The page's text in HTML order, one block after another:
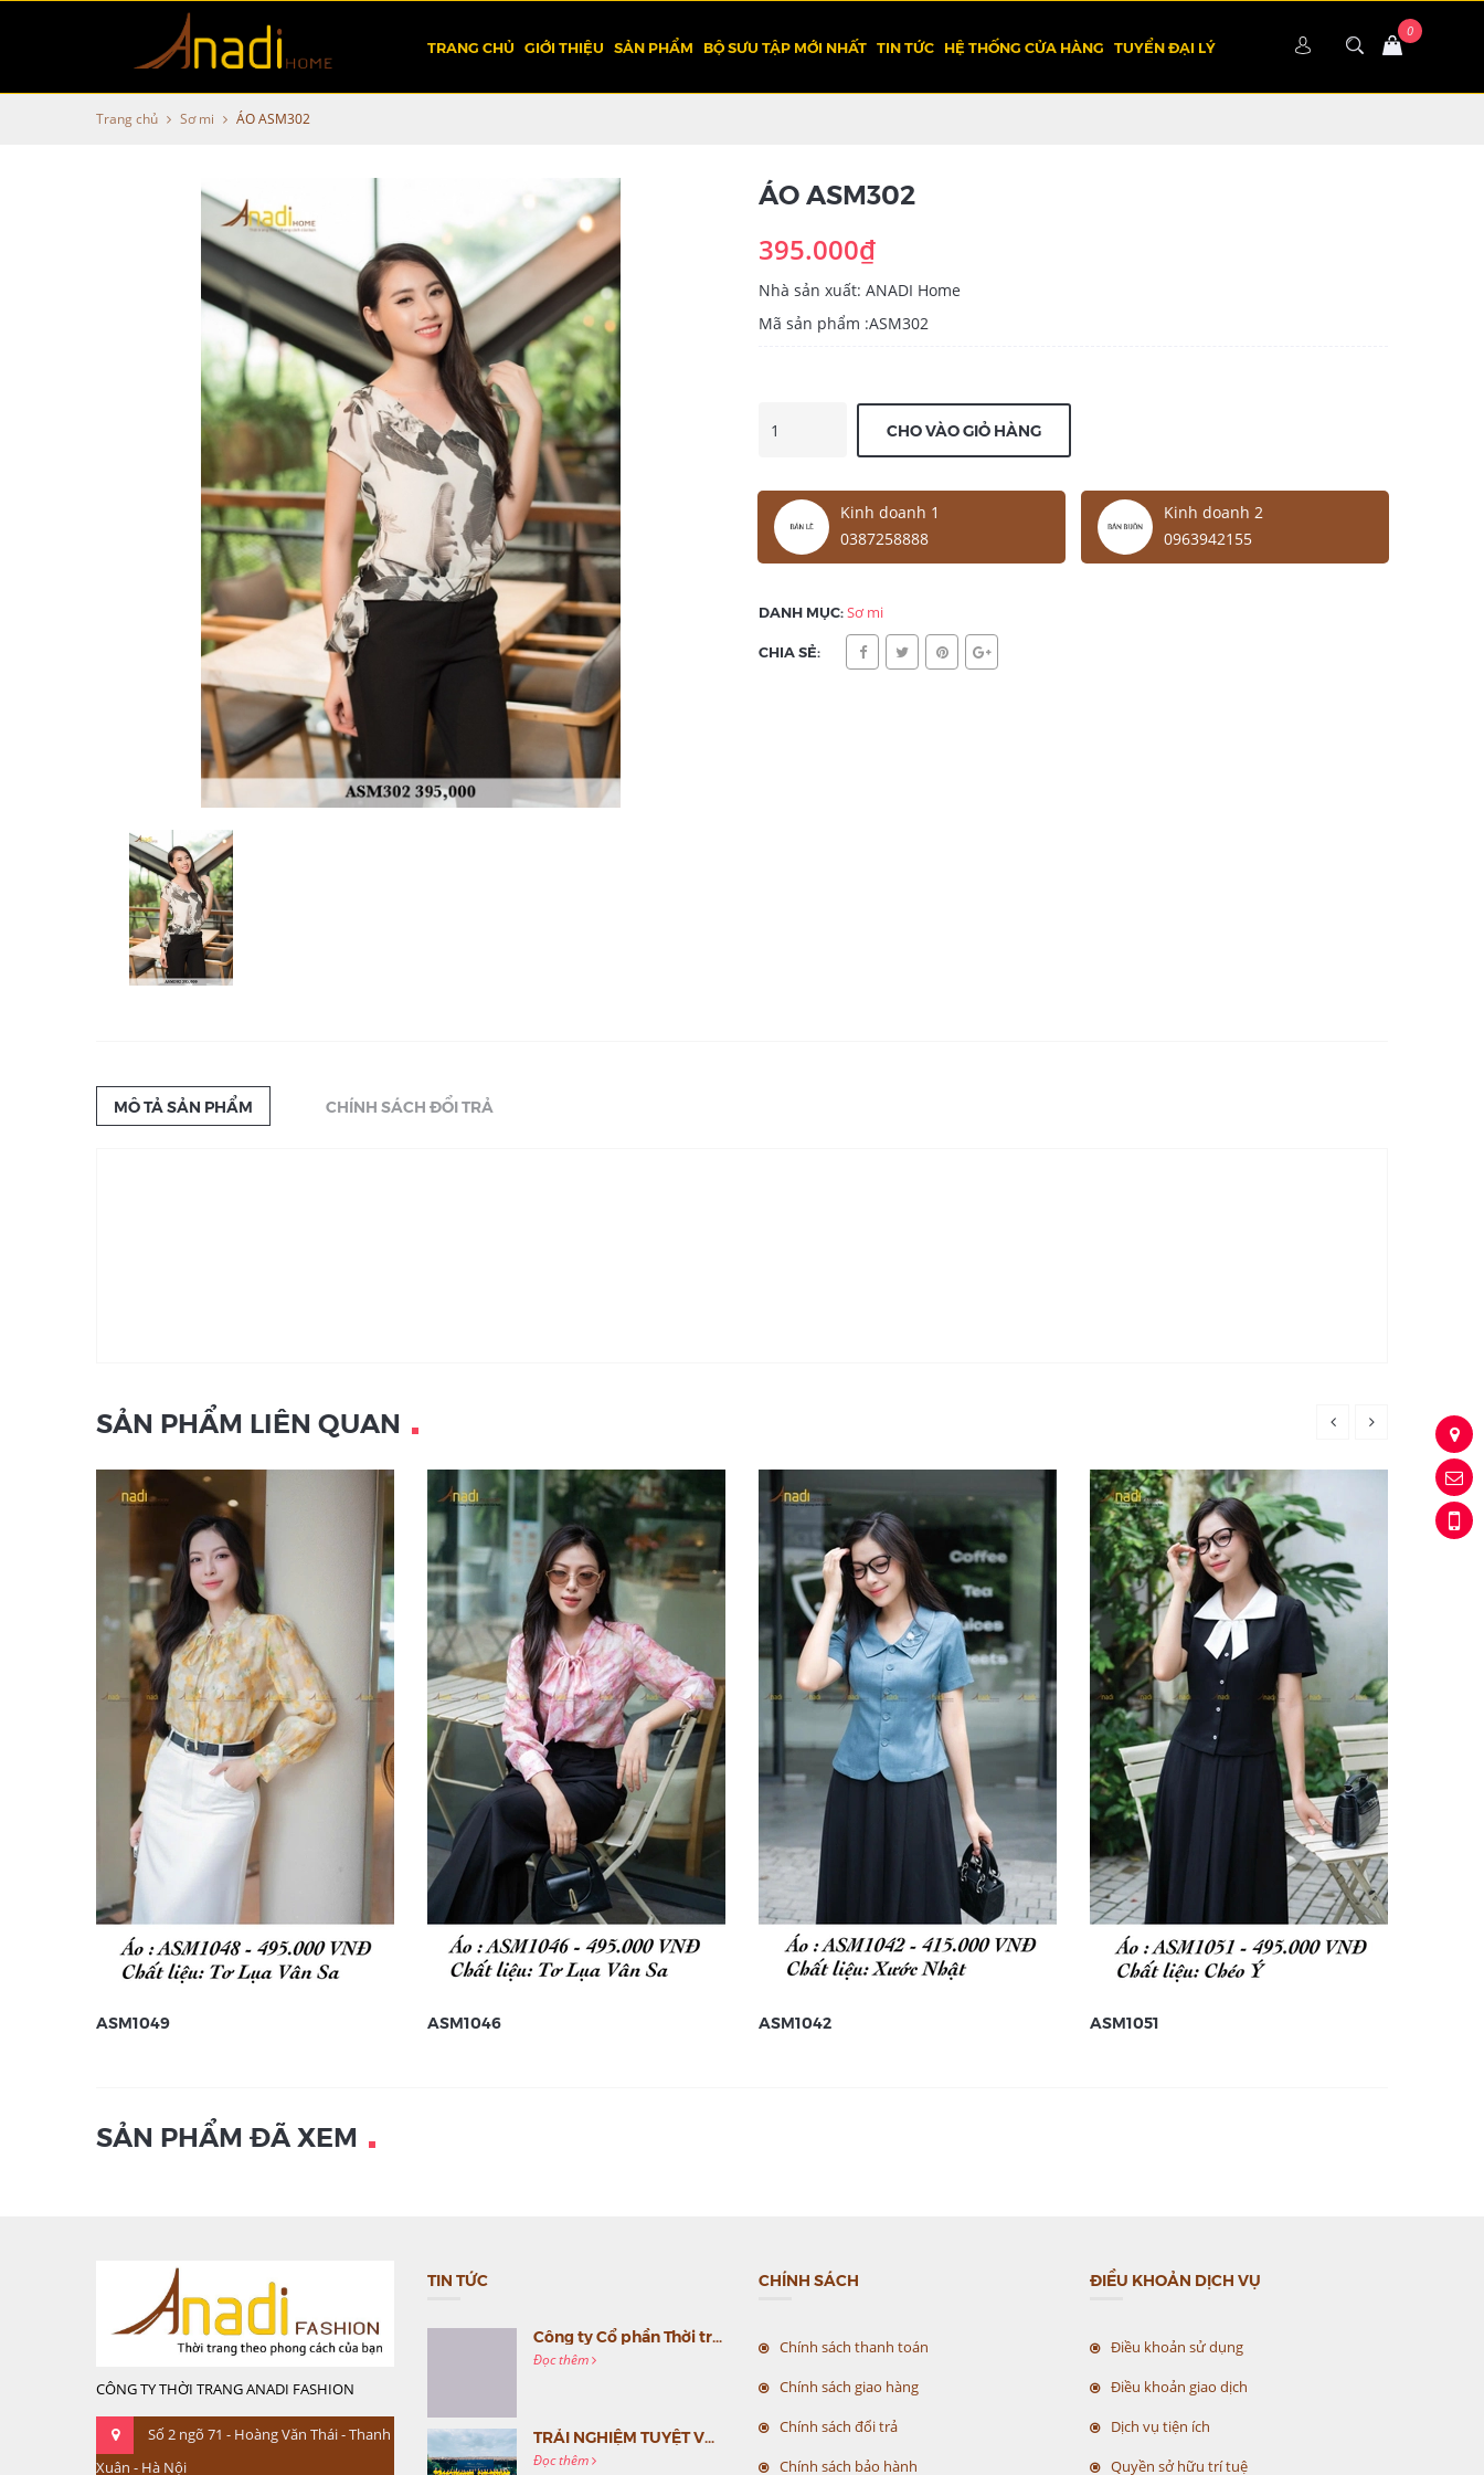
TRANG CHỦ GIỚI THIỆU SẢN PHẨM BỘ SƯU TẬP MỚI NHẤT TIN TỨC HỆ THỐNG CỬA HÀNG TUYỂN ĐẠI LÝ
Trang chủ Sơ mi ÁO ASM302
ÁO ASM302
395.000₫
Nhà sản xuất: ANADI Home
Mã sản phẩm :ASM302
CHO VÀO GIỎ HÀNG
Kinh doanh 1
0387258888
Kinh doanh 2
0963942155
DANH MỤC:Sơ mi
CHIA SẺ:
MÔ TẢ SẢN PHẨM CHÍNH SÁCH ĐỔI TRẢ
SẢN PHẨM LIÊN QUAN
ASM1049 ASM1046 ASM1042 ASM1051
SẢN PHẨM ĐÃ XEM
CÔNG TY THỜI TRANG ANADI FASHION
Số 2 ngõ 71 - Hoàng Văn Thái - Thanh
Xuân - Hà Nội
TIN TỨC
Công ty Cổ phần Thời trang MC Việt Nam (MC Fashion) tổ chức Gala mừng sinh nhật lần thứ 9
Đọc thêm
TRẢI NGHIỆM TUYỆT VỜI CÙNG MC VIỆT NAM
Đọc thêm
CHÍNH SÁCH
Chính sách thanh toán
Chính sách giao hàng
Chính sách đổi trả
Chính sách bảo hành
ĐIỀU KHOẢN DỊCH VỤ
Điều khoản sử dụng
Điều khoản giao dịch
Dịch vụ tiện ích
Quyền sở hữu trí tuệ